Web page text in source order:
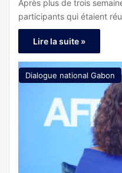
inclusif – Gabon
Après plus de trois
participants qui étaient
Lire la suite »
Dialogue national Gabon